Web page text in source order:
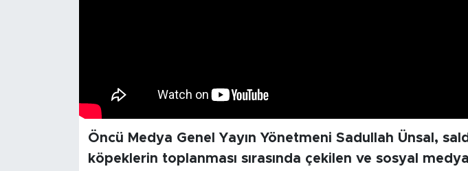
Öncü Medya Genel Yayın Yönetmeni Sadullah Ünsal,
köpeklerin toplanması sırasında çekilen ve sosyal